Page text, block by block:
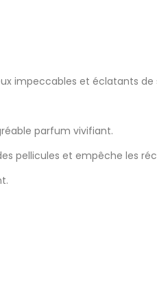
impeccables et éclatants
parfum vivifiant.
pellicules et empêche les